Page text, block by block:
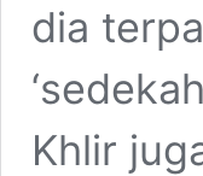
dia
Khlir